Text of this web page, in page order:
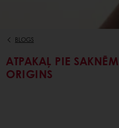
BLOGS
ATPAKAĻ PIE
ORIGINS